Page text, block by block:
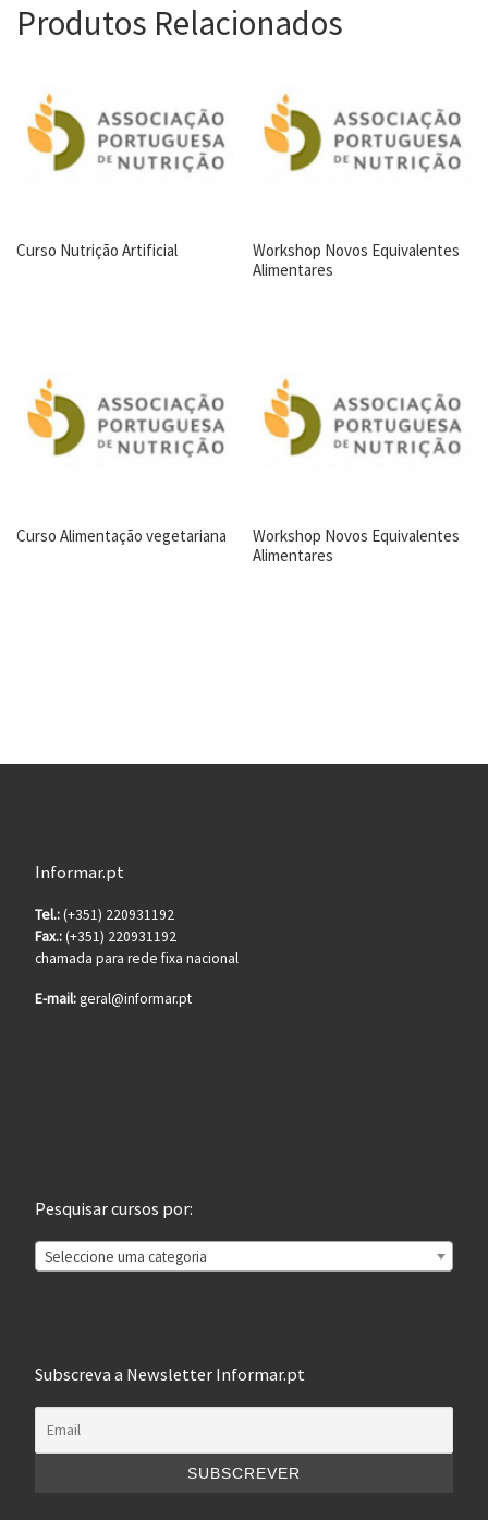
Produtos Relacionados
Curso Nutrição Artificial
Workshop Novos Equivalentes
Alimentares
Curso Alimentação vegetariana
Workshop Novos Equivalentes
Alimentares
Informar.pt
Tel.:(+351) 220931192
Fax.:(+351) 220931192
chamada para rede fixa nacional
E-mail:geral@informar.pt
Pesquisar cursos por:
Seleccione uma categoria
Subscreva a Newsletter Informar.pt